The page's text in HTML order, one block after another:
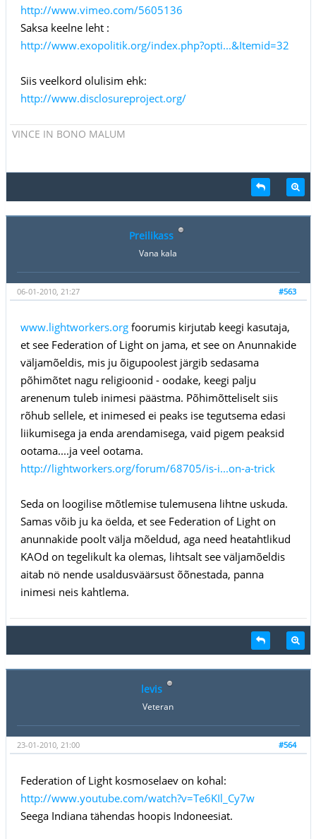
http://www.vimeo.com/5605136
Saksa keelne leht :
http://www.exopolitik.org/index.php?opti...&Itemid=32
Siis veelkord olulisim ehk:
http://www.disclosureproject.org/
VINCE IN BONO MALUM
Preilikass
Vana kala
#563
06-01-2010, 21:27
www.lightworkers.orgfoorumis kirjutab keegi kasutaja,
et see Federation of Light on jama, et see on Anunnakide
väljamõeldis, mis ju õigupoolest järgib sedasama
põhimõtet nagu religioonid - oodake, keegi palju
arenenum tuleb inimesi päästma. Põhimõtteliselt siis
rõhub sellele, et inimesed ei peaks ise tegutsema edasi
liikumisega ja enda arendamisega, vaid pigem peaksid
ootama....ja veel ootama.
http://lightworkers.org/forum/68705/is-i...on-a-trick
Seda on loogilise mõtlemise tulemusena lihtne uskuda.
Samas võib ju ka öelda, et see Federation of Light on
anunnakide poolt välja mõeldud, aga need heatahtlikud
KAOd on tegelikult ka olemas, lihtsalt see väljamõeldis
aitab nö nende usaldusväärsust õõnestada, panna
inimesi neis kahtlema.
levis
Veteran
#564
23-01-2010, 21:00
Federation of Light kosmoselaev on kohal:
http://www.youtube.com/watch?v=Te6KIl_Cy7w
Seega Indiana tähendas hoopis Indoneesiat.